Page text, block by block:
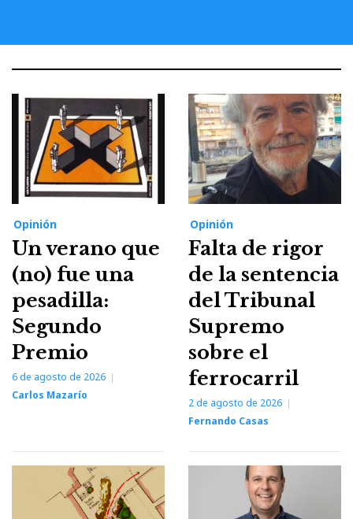
Opinión
Un verano que
(no) fue una
pesadilla:
Segundo
Premio
6 de agosto de 2026
Carlos Mazarío
Opinión
Falta de rigor
de la sentencia
del Tribunal
Supremo
sobre el
ferrocarril
2 de agosto de 2026
Fernando Casas